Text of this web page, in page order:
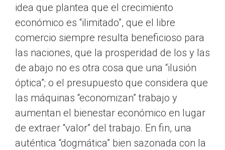
idea que plantea que el crecimiento
económico es “ilimitado”, que el libre
comercio siempre resulta beneficioso para
las naciones, que la prosperidad de los y las
de abajo no es otra cosa que una “ilusión
óptica”; o el presupuesto que considera que
las máquinas “economizan” trabajo y
aumentan el bienestar económico en lugar
de extraer “valor” del trabajo. En fin, una
auténtica “dogmática” bien sazonada con la